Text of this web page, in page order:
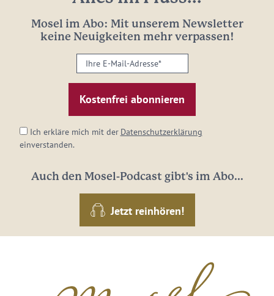
Mosel im Abo: Mit unserem Newsletter
keine Neuigkeiten mehr verpassen!
Ihre
E-
Mail-
Adresse:
Ich erkläre mich mit der Datenschutzerklärung
einverstanden.
Auch den Mosel-Podcast gibt's im Abo...
Jetzt reinhören!